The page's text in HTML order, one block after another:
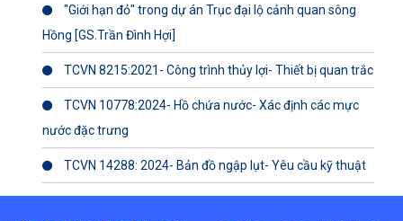
"Giới hạn đỏ" trong dự án Trục đại lộ cảnh quan sông
Hồng [GS.Trần Đình Hợi]
TCVN 8215:2021- Công trình thủy lợi- Thiết bị quan trắc
TCVN 10778:2024- Hồ chứa nước- Xác định các mực
nước đặc trưng
TCVN 14288: 2024- Bản đồ ngập lụt- Yêu cầu kỹ thuật